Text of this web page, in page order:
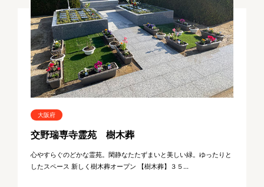
大阪府
交野瑞専寺霊苑 樹木葬
心やすらぐのどかな霊苑。閑静なたたずまいと美しい緑。ゆったりと
したスペース 新しく樹木葬オープン 【樹木葬】３５...